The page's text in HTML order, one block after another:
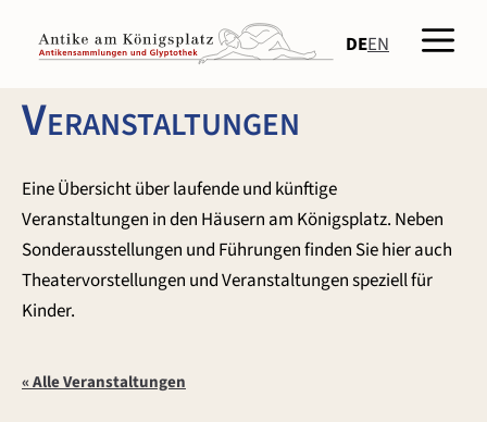
Inhalt
springen
DEEN
Veranstaltungen
Eine Übersicht über laufende und künftige
Veranstaltungen in den Häusern am Königsplatz. Neben
Sonderausstellungen und Führungen finden Sie hier auch
Theatervorstellungen und Veranstaltungen speziell für
Kinder.
« Alle Veranstaltungen